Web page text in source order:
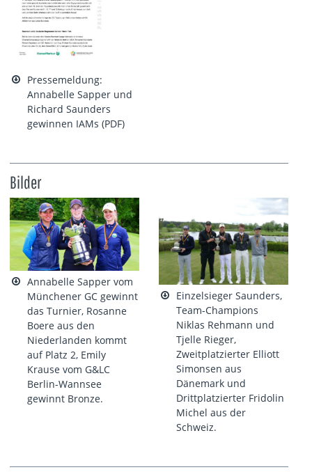
Pressemeldung:
Annabelle Sapper und
Richard Saunders
gewinnen IAMs (PDF)
Bilder
Annabelle Sapper vom
Münchener GC gewinnt
das Turnier, Rosanne
Boere aus den
Niederlanden kommt
auf Platz 2, Emily
Krause vom G&LC
Berlin-Wannsee
gewinnt Bronze.
Einzelsieger Saunders,
Team-Champions
Niklas Rehmann und
Tjelle Rieger,
Zweitplatzierter Elliott
Simonsen aus
Dänemark und
Drittplatzierter Fridolin
Michel aus der
Schweiz.